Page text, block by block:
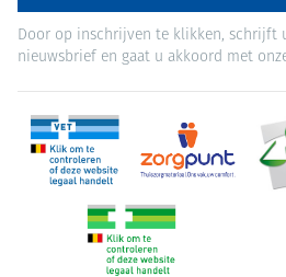
Door op inschrijven te klikken, schrijft
nieuwsbrief en gaat u akkoord met